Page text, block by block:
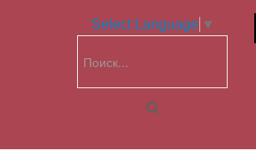
Select Language ▼